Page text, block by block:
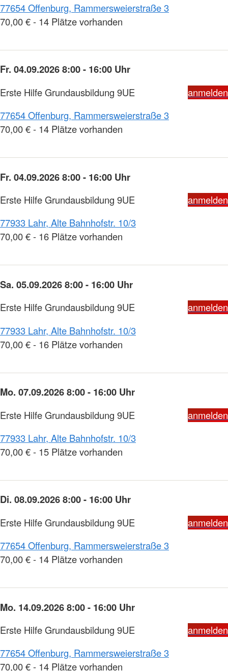
77654 Offenburg, Rammersweierstraße 3
70,00 € - 14 Plätze vorhanden
Fr. 04.09.2026 8:00 - 16:00 Uhr
Erste Hilfe Grundausbildung 9UE
anmelden
77654 Offenburg, Rammersweierstraße 3
70,00 € - 14 Plätze vorhanden
Fr. 04.09.2026 8:00 - 16:00 Uhr
Erste Hilfe Grundausbildung 9UE
anmelden
77933 Lahr, Alte Bahnhofstr. 10/3
70,00 € - 16 Plätze vorhanden
Sa. 05.09.2026 8:00 - 16:00 Uhr
Erste Hilfe Grundausbildung 9UE
anmelden
77933 Lahr, Alte Bahnhofstr. 10/3
70,00 € - 16 Plätze vorhanden
Mo. 07.09.2026 8:00 - 16:00 Uhr
Erste Hilfe Grundausbildung 9UE
anmelden
77933 Lahr, Alte Bahnhofstr. 10/3
70,00 € - 15 Plätze vorhanden
Di. 08.09.2026 8:00 - 16:00 Uhr
Erste Hilfe Grundausbildung 9UE
anmelden
77654 Offenburg, Rammersweierstraße 3
70,00 € - 14 Plätze vorhanden
Mo. 14.09.2026 8:00 - 16:00 Uhr
Erste Hilfe Grundausbildung 9UE
anmelden
77654 Offenburg, Rammersweierstraße 3
70,00 € - 14 Plätze vorhanden